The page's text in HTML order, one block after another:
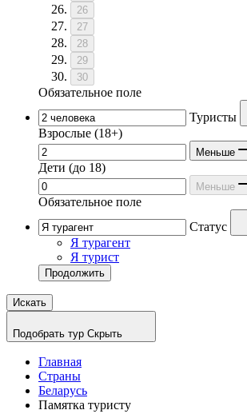
26
27
28
29
30
Обязательное поле
Туристы
Взрослые (18+)
Меньше
Дети (до 18)
Меньше
Обязательное поле
Статус
Я турагент
Я турист
Продолжить
Искать
Подобрать тур Скрыть
Главная
Страны
Беларусь
Памятка туристу